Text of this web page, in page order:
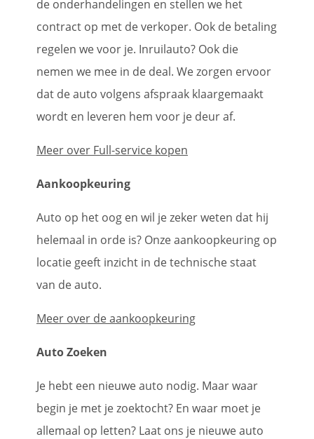
de onderhandelingen en stellen we het
contract op met de verkoper. Ook de betaling
regelen we voor je. Inruilauto? Ook die
nemen we mee in de deal. We zorgen ervoor
dat de auto volgens afspraak klaargemaakt
wordt en leveren hem voor je deur af.
Meer over Full-service kopen
Aankoopkeuring
Auto op het oog en wil je zeker weten dat hij
helemaal in orde is? Onze aankoopkeuring op
locatie geeft inzicht in de technische staat
van de auto.
Meer over de aankoopkeuring
Auto Zoeken
Je hebt een nieuwe auto nodig. Maar waar
begin je met je zoektocht? En waar moet je
allemaal op letten? Laat ons je nieuwe auto